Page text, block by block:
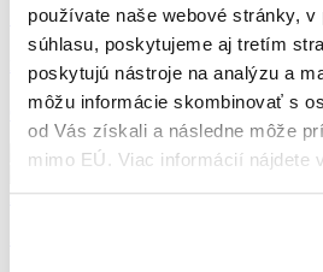
používate naše webové stránky, v
súhlasu, poskytujeme aj tretím
poskytujú nástroje na analýzu a
môžu informácie skombinovať s
od Vás získali a následne môže
mimo EÚ. Viac informácií nájdete v
17. mája 2022
Na pracovisku sa stal úraz. Čo robiť?
Odškodnenie, Pracovné právo, Právna
Zobraziť